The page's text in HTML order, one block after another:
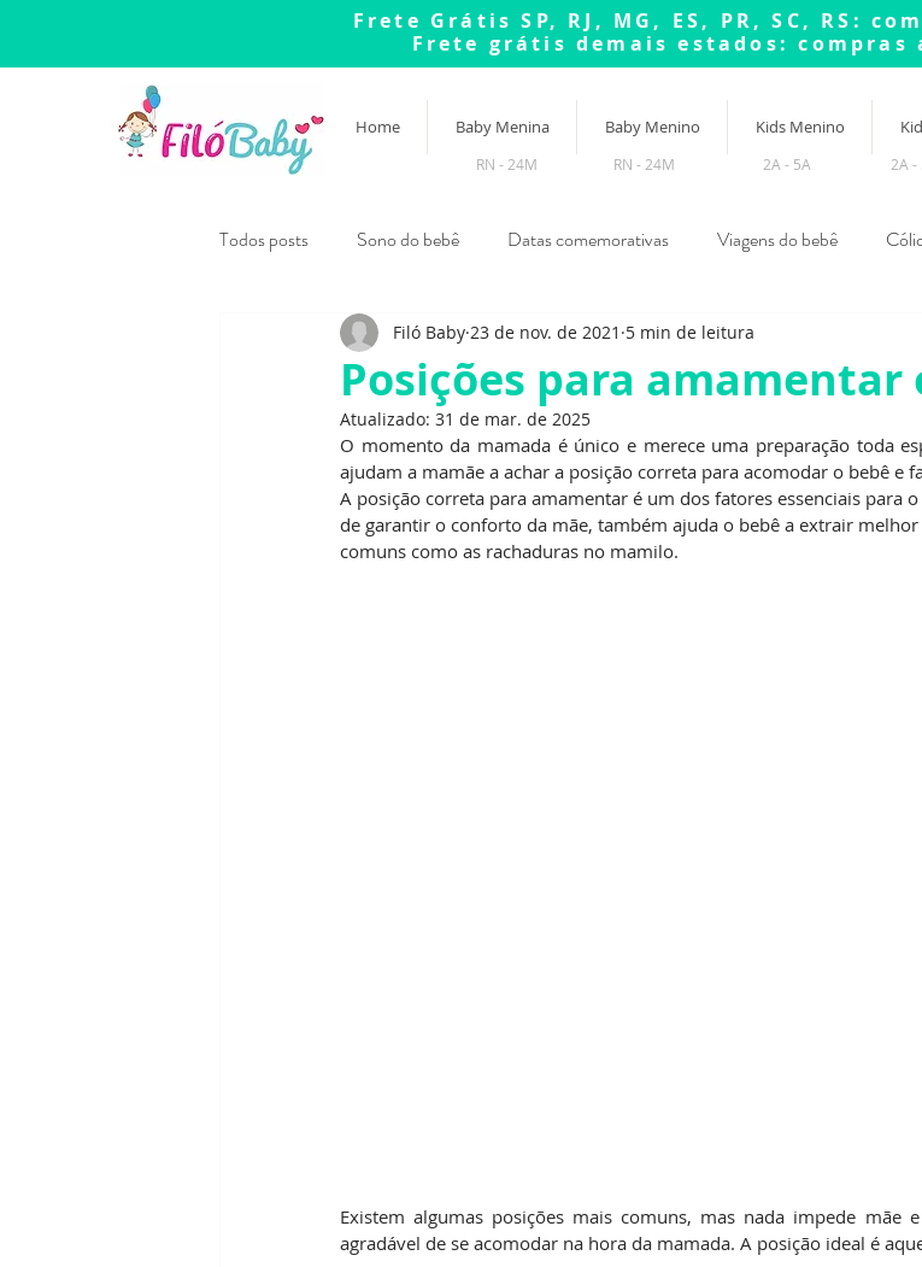
Frete Grátis SP, RJ, MG, ES, PR, SC, RS:
Frete grátis demais estados: compras
Home Baby Menina Baby Menino Kids Menino
RN - 24M RN - 24M 2A - 5A 2A -
Todos posts Sono do bebê Datas comemorativas Viagens do bebê
Enjoos e vômitos na gravidez Assaduras em bebê Desfralde
Posições para amamentar
Filó Baby 23 de nov. de 2021 5 min de leitura
Atualizado: 31 de mar. de 2025
O momento da mamada é único e merece uma preparação toda
ajudam a mamãe a achar a posição correta para acomodar o bebê e
A posição correta para amamentar é um dos fatores essenciais para
de garantir o conforto da mãe, também ajuda o bebê a extrair
comuns como as rachaduras no mamilo.
Existem algumas posições mais comuns, mas nada impede mãe
agradável de se acomodar na hora da mamada. A posição ideal é